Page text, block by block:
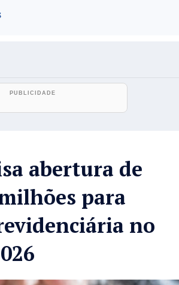
abertura de
para
no